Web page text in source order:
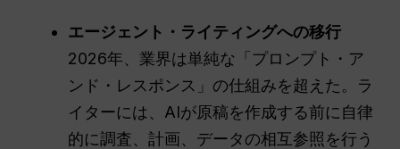
エージェント・ライティングへの移行
2026年、業界は単純な「プロンプト・ア
ンド・レスポンス」の仕組みを超えた。ラ
イターには、AIが原稿を作成する前に自律
的に調査、計画、データの相互参照を行う